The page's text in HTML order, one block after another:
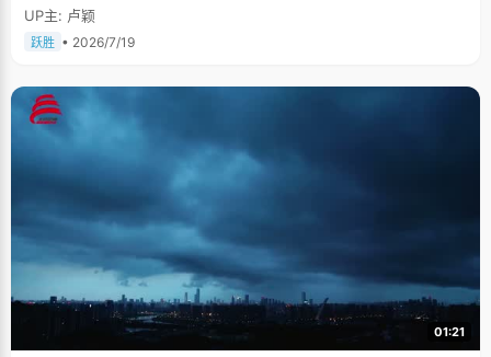
UP主: 卢颖
跃胜 • 2026/7/19
01:21